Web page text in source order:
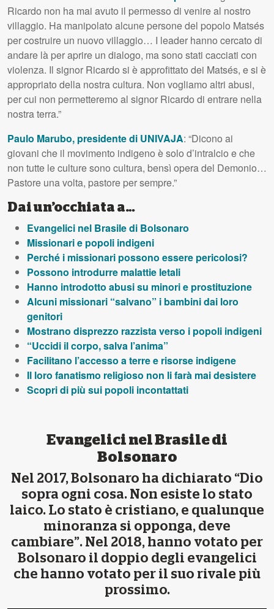
Ricardo non ha mai avuto il permesso di venire al nostro
villaggio. Ha manipolato alcune persone del popolo Matsés
per costruire un nuovo villaggio… I leader hanno cercato di
andare là per aprire un dialogo, ma sono stati cacciati con
violenza. Il signor Ricardo si è approfittato dei Matsés, e si è
appropriato della nostra cultura. Non vogliamo altri abusi,
per cui non permetteremo al signor Ricardo di entrare nella
nostra terra.”
Paulo Marubo, presidente di UNIVAJA: “Dicono ai
giovani che il movimento indigeno è solo d’intralcio e che
non tutte le culture sono cultura, bensì opera del Demonio…
Pastore una volta, pastore per sempre.”
Dai un’occhiata a…
Evangelici nel Brasile di Bolsonaro
Missionari e popoli indigeni
Perché i missionari possono essere pericolosi?
Possono introdurre malattie letali
Hanno introdotto abusi su minori e prostituzione
Alcuni missionari “salvano” i bambini dai loro
genitori
Mostrano disprezzo razzista verso i popoli indigeni
“Uccidi il corpo, salva l’anima”
Facilitano l’accesso a terre e risorse indigene
Il loro fanatismo religioso non li farà mai desistere
Scopri di più sui popoli incontattati
Evangelici nel Brasile di
Bolsonaro
Nel 2017, Bolsonaro ha dichiarato “Dio
sopra ogni cosa. Non esiste lo stato
laico. Lo stato è cristiano, e qualunque
minoranza si opponga, deve
cambiare”. Nel 2018, hanno votato per
Bolsonaro il doppio degli evangelici
che hanno votato per il suo rivale più
prossimo.